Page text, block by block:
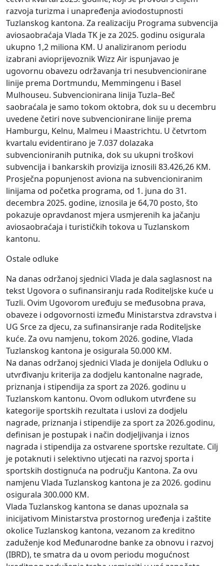
razvoja turizma i unapređenja aviodostupnosti
Tuzlanskog kantona. Za realizaciju Programa subvencija
aviosaobraćaja Vlada TK je za 2025. godinu osigurala
ukupno 1,2 miliona KM. U analiziranom periodu
izabrani avioprijevoznik Wizz Air ispunjavao je
ugovornu obavezu održavanja tri nesubvencionirane
linije prema Dortmundu, Memmingenu i Basel
Mulhouseu. Subvencionirana linija Tuzla–Beč
saobraćala je samo tokom oktobra, dok su u decembru
uvedene četiri nove subvencionirane linije prema
Hamburgu, Kelnu, Malmeu i Maastrichtu. U četvrtom
kvartalu evidentirano je 7.037 dolazaka
subvencioniranih putnika, dok su ukupni troškovi
subvencija i bankarskih provizija iznosili 83.426,26 KM.
Prosječna popunjenost aviona na subvencioniranim
linijama od početka programa, od 1. juna do 31.
decembra 2025. godine, iznosila je 64,70 posto, što
pokazuje opravdanost mjera usmjerenih ka jačanju
aviosaobraćaja i turističkih tokova u Tuzlanskom
kantonu.
Ostale odluke
Na danas održanoj sjednici Vlada je dala saglasnost na
tekst Ugovora o sufinansiranju rada Roditeljske kuće u
Tuzli. Ovim Ugovorom uređuju se međusobna prava,
obaveze i odgovornosti između Ministarstva zdravstva i
UG Srce za djecu, za sufinansiranje rada Roditeljske
kuće. Za ovu namjenu, tokom 2026. godine, Vlada
Tuzlanskog kantona je osigurala 50.000 KM.
Na danas održanoj sjednici Vlada je donijela Odluku o
utvrđivanju kriterija za dodjelu kantonalne nagrade,
priznanja i stipendija za sport za 2026. godinu u
Tuzlanskom kantonu. Ovom odlukom utvrđene su
kategorije sportskih rezultata i uslovi za dodjelu
nagrade, priznanja i stipendije za sport za 2026.godinu,
definisan je postupak i način dodjeljivanja i iznos
nagrada i stipendija za ostvarene sportske rezultate. Cilj
je potaknuti i selektivno utjecati na razvoj sporta i
sportskih dostignuća na području Kantona. Za ovu
namjenu Vlada Tuzlanskog kantona je za 2026. godinu
osigurala 300.000 KM.
Vlada Tuzlanskog kantona se danas upoznala sa
inicijativom Ministarstva prostornog uređenja i zaštite
okolice Tuzlanskog kantona, vezanom za kreditno
zaduženje kod Međunarodne banke za obnovu i razvoj
(IBRD), te smatra da u ovom periodu mogućnost